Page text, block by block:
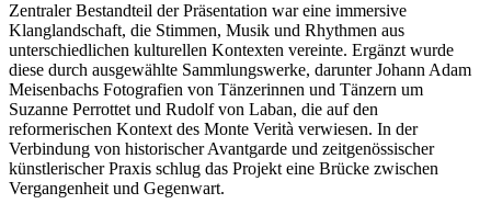
Zentraler Bestandteil der Präsentation war eine immersive
Klanglandschaft, die Stimmen, Musik und Rhythmen aus
unterschiedlichen kulturellen Kontexten vereinte. Ergänzt wurde
diese durch ausgewählte Sammlungswerke, darunter Johann Adam
Meisenbachs Fotografien von Tänzerinnen und Tänzern um
Suzanne Perrottet und Rudolf von Laban, die auf den
reformerischen Kontext des Monte Verità verwiesen. In der
Verbindung von historischer Avantgarde und zeitgenössischer
künstlerischer Praxis schlug das Projekt eine Brücke zwischen
Vergangenheit und Gegenwart.